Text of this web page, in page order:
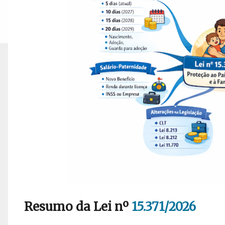
Resumo da Lei nº 15.371/2026